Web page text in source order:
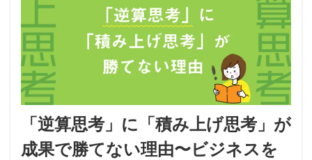
「逆算思考」に「積み上げ思考」が
成果で勝てない理由〜ビジネスを